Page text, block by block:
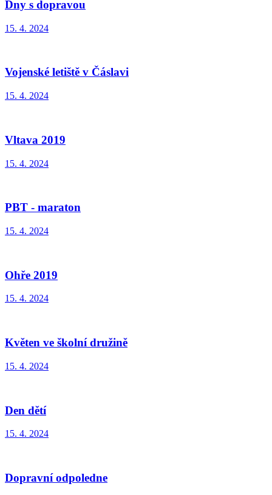
Dny s dopravou
15. 4. 2024
Vojenské letiště v Čáslavi
15. 4. 2024
Vltava 2019
15. 4. 2024
PBT - maraton
15. 4. 2024
Ohře 2019
15. 4. 2024
Květen ve školní družině
15. 4. 2024
Den dětí
15. 4. 2024
Dopravní odpoledne